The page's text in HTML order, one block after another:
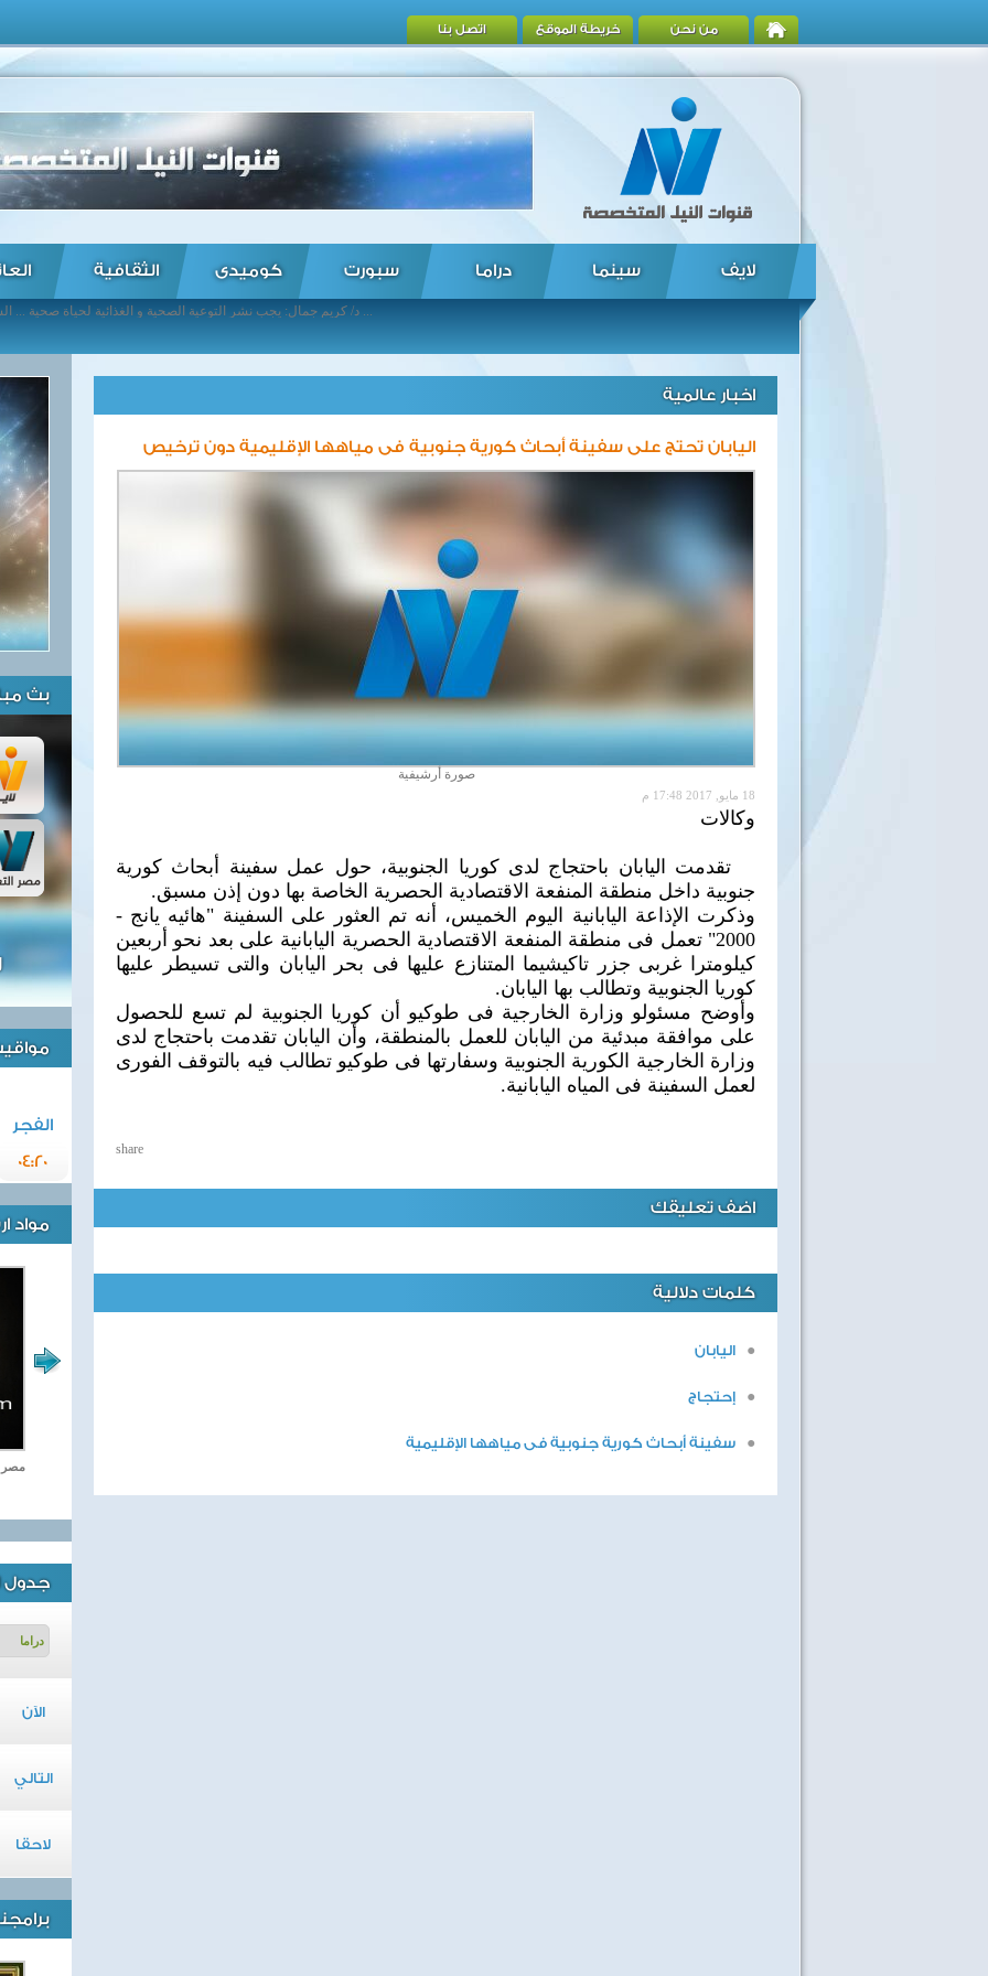
من نحن خريطة الموقع اتصل بنا
لايف سينما دراما سبورت كوميدى الثقافية
اخبار عالمية
اليابان تحتج على سفينة أبحاث كورية جنوبية فى مياهها الإقليمية دون ترخيص
صورة أرشيفية
18 مايو, 2017 17:48 م
وكالات
تقدمت اليابان باحتجاج لدى كوريا الجنوبية، حول عمل سفينة أبحاث كورية
جنوبية داخل منطقة المنفعة الاقتصادية الحصرية الخاصة بها دون إذن مسبق.
وذكرت الإذاعة اليابانية اليوم الخميس، أنه تم العثور على السفينة "هائيه يانج -
2000" تعمل فى منطقة المنفعة الاقتصادية الحصرية اليابانية على بعد نحو أربعين
كيلومترا غربى جزر تاكيشيما المتنازع عليها فى بحر اليابان والتى تسيطر عليها
كوريا الجنوبية وتطالب بها اليابان.
وأوضح مسئولو وزارة الخارجية فى طوكيو أن كوريا الجنوبية لم تسع للحصول
على موافقة مبدئية من اليابان للعمل بالمنطقة، وأن اليابان تقدمت باحتجاج لدى
وزارة الخارجية الكورية الجنوبية وسفارتها فى طوكيو تطالب فيه بالتوقف الفورى
لعمل السفينة فى المياه اليابانية.
share
اضف تعليقك
كلمات دلالية
اليابان
إحتجاج
سفينة أبحاث كورية جنوبية فى مياهها الإقليمية
بث
الفجر
04:20
مواد
مصر
جدول
الآن
التالي
لاحقا